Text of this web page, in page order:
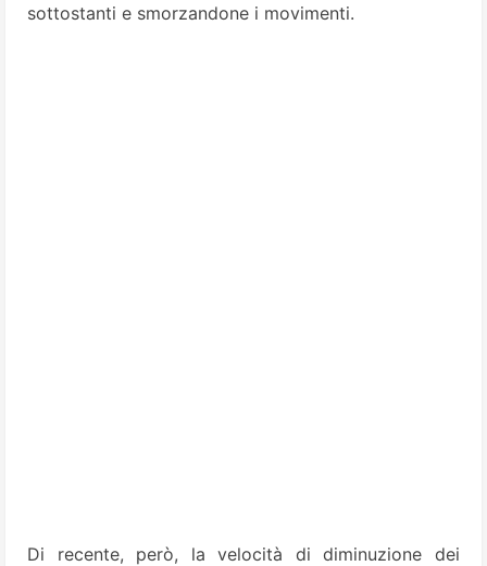
sottostanti e smorzandone i movimenti.
Di recente, però, la velocità di diminuzione dei